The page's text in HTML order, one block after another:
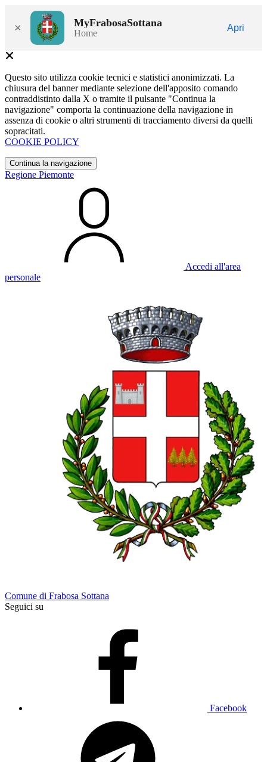
× MyFrabosaSottana
Home
Apri
Questo sito utilizza cookie tecnici e statistici anonimizzati. La
chiusura del banner mediante selezione dell'apposito comando
contraddistinto dalla X o tramite il pulsante "Continua la
navigazione" comporta la continuazione della navigazione in
assenza di cookie o altri strumenti di tracciamento diversi da quelli
sopracitati.
COOKIE POLICY
Continua la navigazione
Regione Piemonte
Accedi all'area
personale
Comune di Frabosa Sottana
Seguici su
Facebook